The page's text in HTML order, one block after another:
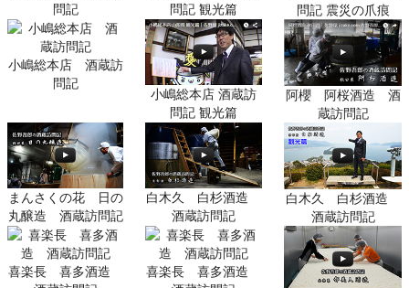
問記
問記 観光篇
問記 震災の爪痕
小嶋総本店 酒蔵訪
問記
小嶋総本店 酒蔵訪
問記 観光篇
阿櫻 阿桜酒造 酒
蔵訪問記
まんさくの花 日の
丸醸造 酒蔵訪問記
白木久 白杉酒造
酒蔵訪問記
白木久 白杉酒造
酒蔵訪問記
喜楽長 喜多酒造
喜楽長 喜多酒造